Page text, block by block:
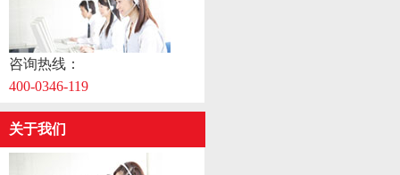
咨询热线：
400-0346-119
关于我们